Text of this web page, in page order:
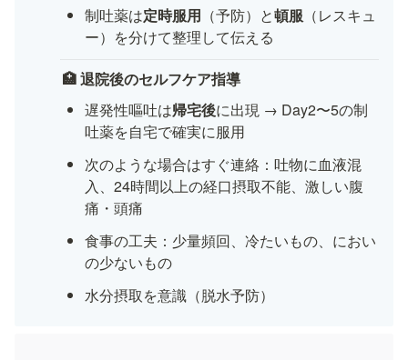
制吐薬は定時服用 （予防）と頓服 （レスキュ
ー）を分けて整理して伝える
🏥 退院後のセルフケア指導
遅発性嘔吐は帰宅後に出現 → Day2〜5の制
吐薬を自宅で確実に服用
次のような場合はすぐ連絡：吐物に血液混
入、24時間以上の経口摂取不能、激しい腹
痛・頭痛
食事の工夫：少量頻回、冷たいもの、におい
の少ないもの
水分摂取を意識（脱水予防）